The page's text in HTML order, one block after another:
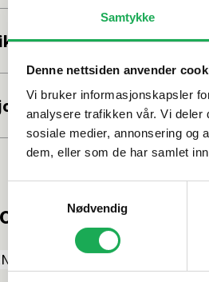
Samtykke
Denne nettsiden anvender
Vi bruker informasjonskapsler
analysere trafikken vår. Vi deler
sosiale medier, annonsering og
dem, eller som de har samlet
Nødvendig